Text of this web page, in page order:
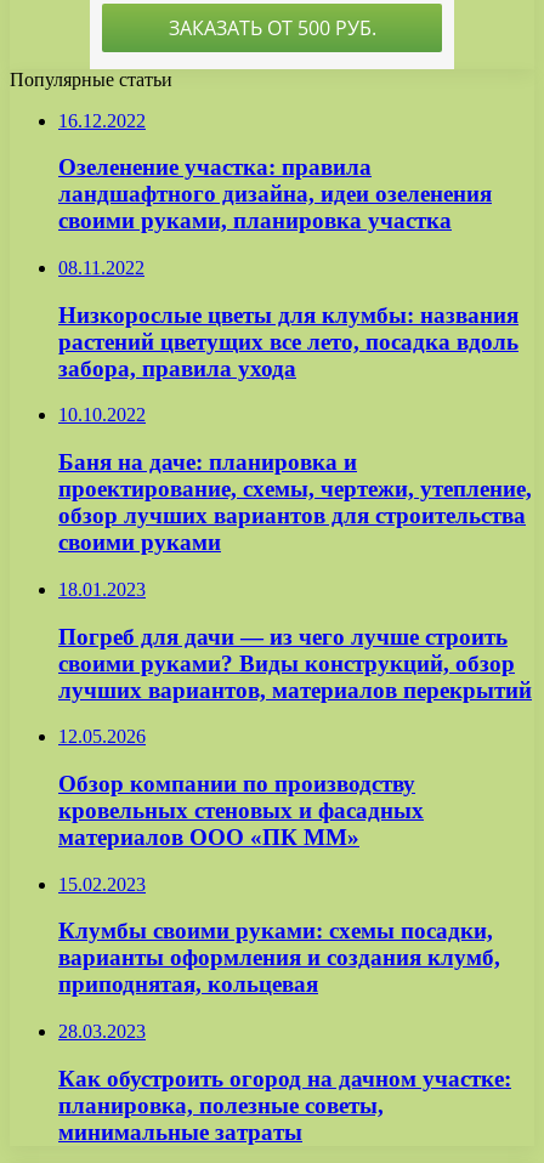
Популярные статьи
16.12.2022
Озеленение участка: правила
ландшафтного дизайна, идеи озеленения
своими руками, планировка участка
08.11.2022
Низкорослые цветы для клумбы: названия
растений цветущих все лето, посадка вдоль
забора, правила ухода
10.10.2022
Баня на даче: планировка и
проектирование, схемы, чертежи, утепление,
обзор лучших вариантов для строительства
своими руками
18.01.2023
Погреб для дачи — из чего лучше строить
своими руками? Виды конструкций, обзор
лучших вариантов, материалов перекрытий
12.05.2026
Обзор компании по производству
кровельных стеновых и фасадных
материалов ООО «ПК ММ»
15.02.2023
Клумбы своими руками: схемы посадки,
варианты оформления и создания клумб,
приподнятая, кольцевая
28.03.2023
Как обустроить огород на дачном участке:
планировка, полезные советы,
минимальные затраты